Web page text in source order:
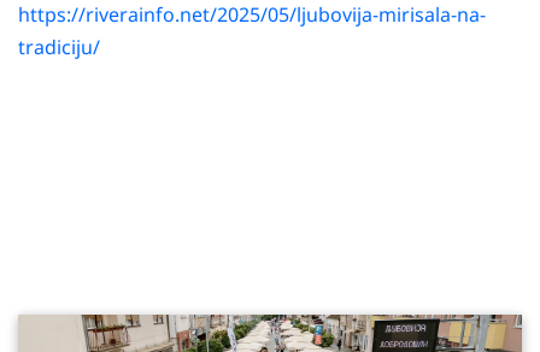
https://riverainfo.net/2025/05/ljubovija-mirisala-na-
tradiciju/